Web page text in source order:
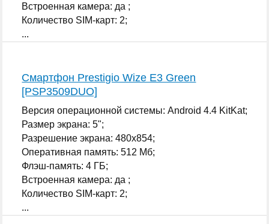
Встроенная камера: да ;
Количество SIM-карт: 2;
...
Смартфон Prestigio Wize E3 Green
[PSP3509DUO]
Версия операционной системы: Android 4.4 KitKat;
Размер экрана: 5";
Разрешение экрана: 480x854;
Оперативная память: 512 Мб;
Флэш-память: 4 ГБ;
Встроенная камера: да ;
Количество SIM-карт: 2;
...